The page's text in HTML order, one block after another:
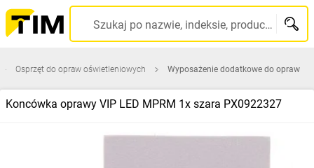
Szukaj po nazwie, indeksie, producencie, kodzie kreskowym...
Osprzęt do opraw oświetleniowych Wyposażenie dodatkowe do opraw
Koncówka oprawy VIP LED MPRM 1x szara PX0922327